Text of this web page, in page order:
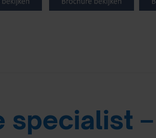
specialist